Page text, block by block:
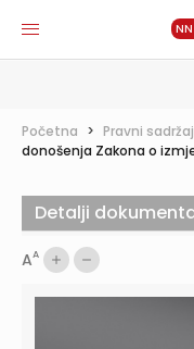
Početna > Pravni
donošenja Zakona o
AA
Detalji